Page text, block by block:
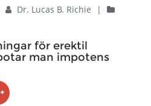
Dr. Lucas B. Richie
|
för erektil
man impotens